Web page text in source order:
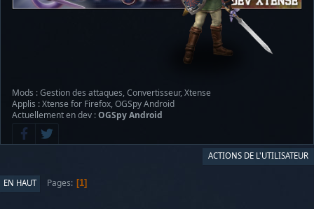
Mods : Gestion des attaques, Convertisseur, Xtense
Applis : Xtense for Firefox, OGSpy Android
Actuellement en dev :OGSpy Android
ACTIONS DE L'UTILISATEUR
EN HAUT Pages 1